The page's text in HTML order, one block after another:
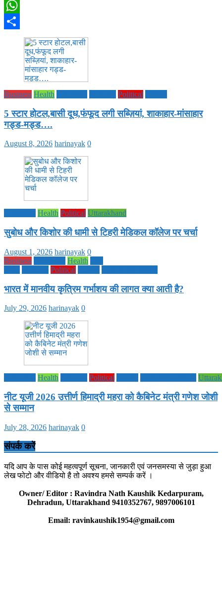
Twitter
WhatsApp
Business Health Political
5 स्टार होटल,बासी दूध,फंफूद लगी सब्ज़ियां, शाकाहार-मांसाहार
गड्ड-मड्ड….
August 8, 2026 harinayak 0
Health Political Uttarakhand
सुबोध और किशोर की धामी से टिहरी मेडिकल कॉलेज पर चर्चा
August 1, 2026 harinayak 0
Business
Health
Political
भारत में मानवीय कृत्रिम गर्भाशय की लागत क्या आती है?
July 29, 2026 harinayak 0
Health Political
नीट यूजी 2026 उत्तीर्ण हिमाद्री महरा को कैबिनेट मंत्री गणेश जोशी
से सम्मान
July 28, 2026 harinayak 0
संपर्क करें
यदि आप के पास कोई महत्वपूर्ण सूचना, जानकारी एवं जनसमस्या से जुड़ा हुआ
लेख फोटो और वीडियो है तो अवश्य हमसे सम्पर्क करें ।
Owner/ Editor : Ravindra Nath Kaushik Kedarpuram,
Dehradun, Uttarakhand 9410352767, 9897006101
Email: ravinkaushik1954@gmail.com